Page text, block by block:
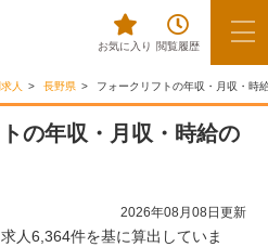
お気に入り 閲覧履歴
人 長野県 フォークリフトの年収・月収・時
の年収・月収・時給の
2026年08月08日更新
人6,364件を基に算出していま